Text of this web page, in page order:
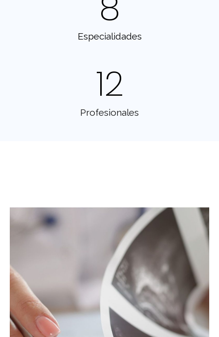
Especialidades
Profesionales
12